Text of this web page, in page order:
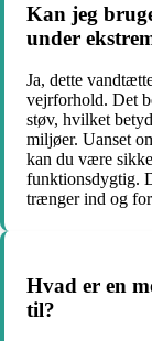
Kan jeg
under
Ja, dette
vejrforhold. Det
støv, hvilket
miljøer. Uanset
kan du være
funktionsdygtig.
trænger ind og
Hvad er en
til?